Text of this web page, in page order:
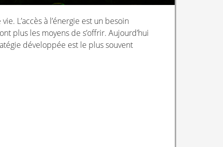
L’accès à l’énergie est un besoin
plus les moyens de s’offrir. Aujourd’hui
développée est le plus souvent